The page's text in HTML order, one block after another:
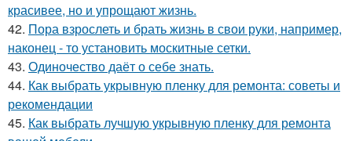
красивее, но и упрощают жизнь.
42. Пора взрослеть и брать жизнь в свои руки, например,
наконец - то установить москитные сетки.
43. Одиночество даёт о себе знать.
44. Как выбрать укрывную пленку для ремонта: советы и
рекомендации
45. Как выбрать лучшую укрывную пленку для ремонта